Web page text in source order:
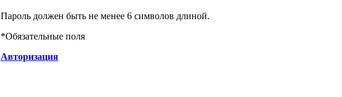
Пароль должен быть не менее 6 символов длиной.
*Обязательные поля
Авторизация